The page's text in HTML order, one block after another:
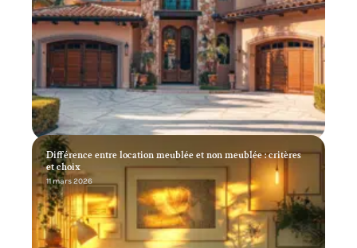
Différence entre location meublée et non meublée : critères
et choix
11 mars 2026